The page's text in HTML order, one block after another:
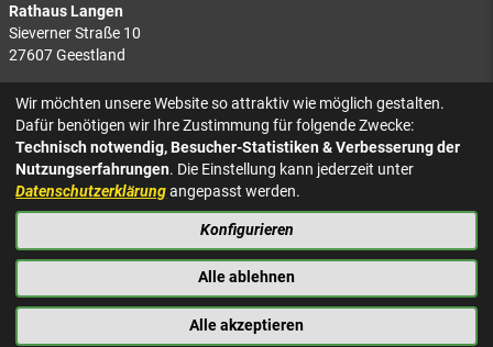
Rathaus Langen
Sieverner Straße 10
27607 Geestland
Rathaus Bad Bederkesa
Am Markt 8
27624 Geestland
Tel.: 04743 937-2300
KONTAKT
IMPRESSUM
BARRIEREFREIHEIT
NACH OBEN
Wir möchten unsere Website so attraktiv wie möglich gestalten.
Dafür benötigen wir Ihre Zustimmung für folgende Zwecke:
Technisch notwendig, Besucher-Statistiken & Verbesserung der
Nutzungserfahrungen. Die Einstellung kann jederzeit unter
Datenschutzerklärungangepasst werden.
Konfigurieren
Alle ablehnen
Alle akzeptieren